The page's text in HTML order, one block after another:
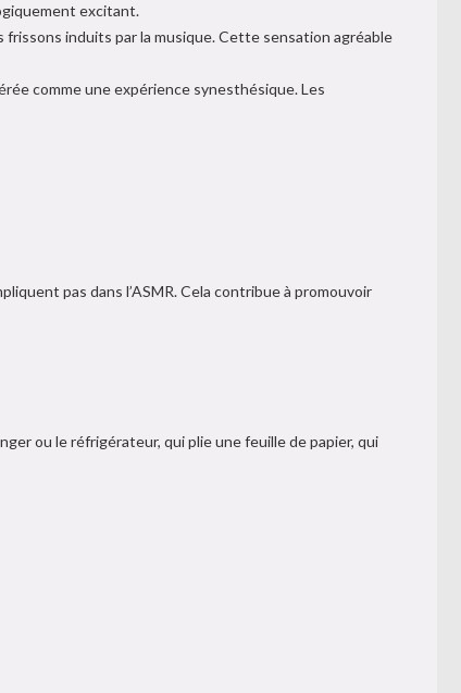
excitant.
induits par la musique. Cette sensation agréable
comme une expérience synesthésique. Les
pas dans l’ASMR. Cela contribue à promouvoir
ou le réfrigérateur, qui plie une feuille de papier, qui